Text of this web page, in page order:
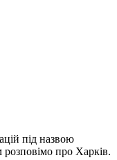
під назвою
про Харків.